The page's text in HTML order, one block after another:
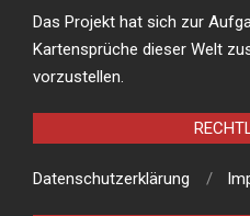
Das Projekt hat sich zur
Kartensprüche dieser Welt
vorzustellen.
Datenschutzerklärung